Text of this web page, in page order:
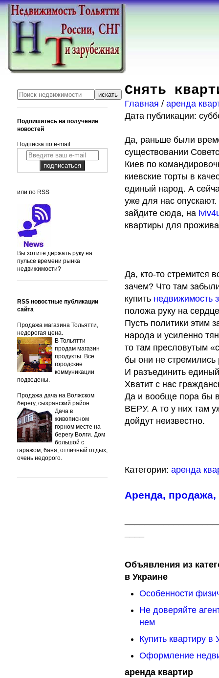
Снять
Главная / аренда
Дата публикации:
Да, раньше были
существовании
Киев по
киевские торты в
единый народ. А
уже для нас
зайдите сюда, на
квартиры для
Да, кто-то стремится
зачем? Что там
купить недвижимость
положа руку на
Пусть политики этим
народа и усиленно
то там пресловутым
бы они не
И разъединить
Хватит с нас
Да и вообще пора бы
ВЕРУ. А то у них там
дойдут неизвестно.
Категории: аренда
Аренда,
Объявления из
в Украине
Особенности
Не доверяйте
нем
Купить квартиру в
Оформление
аренда квартир
Подпишитесь на получение
новостей
Подписка по e-mail
или по RSS
Вы хотите держать руку на
пульсе времени рынка
недвижимости?
RSS новостные публикации
сайта
Продажа магазина Тольятти,
недорогая цена.
В Тольятти
продам магазин
продукты. Все
городские
коммуникации
подведены.
Продажа дача на Волжском
берегу, сызранский район.
Дача в
живописном
горном месте на
берегу Волги. Дом
большой с
гаражом, баня, отличный отдых,
очень недорого.